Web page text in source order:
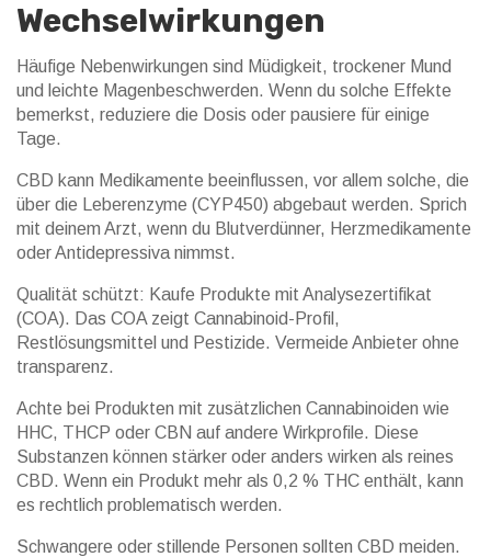
Wechselwirkungen
Häufige Nebenwirkungen sind Müdigkeit, trockener Mund
und leichte Magenbeschwerden. Wenn du solche Effekte
bemerkst, reduziere die Dosis oder pausiere für einige
Tage.
CBD kann Medikamente beeinflussen, vor allem solche, die
über die Leberenzyme (CYP450) abgebaut werden. Sprich
mit deinem Arzt, wenn du Blutverdünner, Herzmedikamente
oder Antidepressiva nimmst.
Qualität schützt: Kaufe Produkte mit Analysezertifikat
(COA). Das COA zeigt Cannabinoid-Profil,
Restlösungsmittel und Pestizide. Vermeide Anbieter ohne
transparenz.
Achte bei Produkten mit zusätzlichen Cannabinoiden wie
HHC, THCP oder CBN auf andere Wirkprofile. Diese
Substanzen können stärker oder anders wirken als reines
CBD. Wenn ein Produkt mehr als 0,2 % THC enthält, kann
es rechtlich problematisch werden.
Schwangere oder stillende Personen sollten CBD meiden.